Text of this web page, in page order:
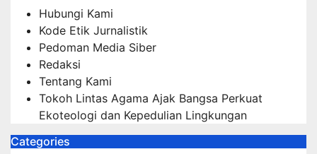
Hubungi Kami
Kode Etik Jurnalistik
Pedoman Media Siber
Redaksi
Tentang Kami
Tokoh Lintas Agama Ajak Bangsa Perkuat
Ekoteologi dan Kepedulian Lingkungan
Categories